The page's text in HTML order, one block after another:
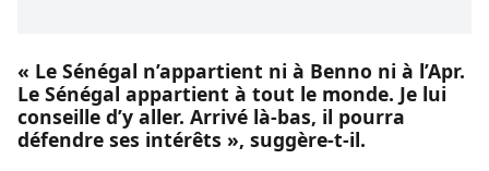
« Le Sénégal n’appartient ni à Benno ni à l’Apr.
Le Sénégal appartient à tout le monde. Je lui
conseille d’y aller. Arrivé là-bas, il pourra
défendre ses intérêts », suggère-t-il.